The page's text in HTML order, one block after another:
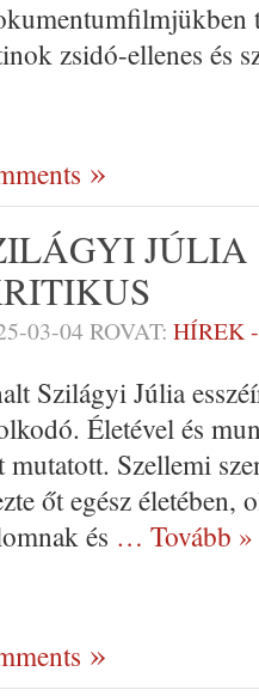
zsidó-ellenes és
JÚLIA
03-04ROVAT: HÍREK
Szilágyi Júlia
Életével és
mutatott. Szellemi
őt egész életében,
és … Tovább »